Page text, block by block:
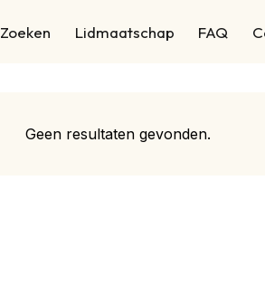
Zoeken Lidmaatschap FAQ
Geen resultaten gevonden.